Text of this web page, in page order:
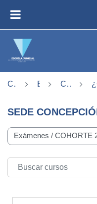
Cursos Exámenes COHORTE 2021
SEDE
Categorías del curso
Buscar cursos